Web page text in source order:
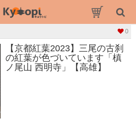
0
【京都紅葉2023】三尾の古刹
の紅葉が色づいています「槙
ノ尾山 西明寺」【高雄】